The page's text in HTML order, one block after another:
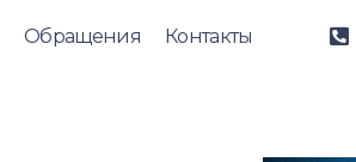
Обращения Контакты